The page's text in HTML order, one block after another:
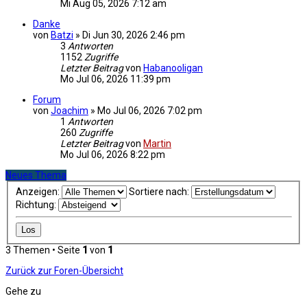
Mi Aug 05, 2026 7:12 am
Danke
von Batzi » Di Jun 30, 2026 2:46 pm
3 Antworten
1152 Zugriffe
Letzter Beitragvon Habanooligan
Mo Jul 06, 2026 11:39 pm
Forum
von Joachim » Mo Jul 06, 2026 7:02 pm
1 Antworten
260 Zugriffe
Letzter Beitragvon Martin
Mo Jul 06, 2026 8:22 pm
Neues Thema
Anzeigen:
Sortiere nach:
Richtung:
3 Themen • Seite 1 von 1
Zurück zur Foren-Übersicht
Gehe zu